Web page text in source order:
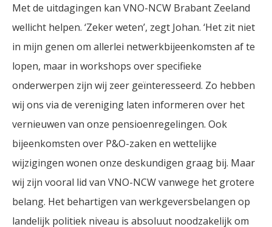
Met de uitdagingen kan VNO-NCW Brabant Zeeland
wellicht helpen. ‘Zeker weten’, zegt Johan. ‘Het zit niet
in mijn genen om allerlei netwerkbijeenkomsten af te
lopen, maar in workshops over specifieke
onderwerpen zijn wij zeer geïnteresseerd. Zo hebben
wij ons via de vereniging laten informeren over het
vernieuwen van onze pensioenregelingen. Ook
bijeenkomsten over P&O-zaken en wettelijke
wijzigingen wonen onze deskundigen graag bij. Maar
wij zijn vooral lid van VNO-NCW vanwege het grotere
belang. Het behartigen van werkgeversbelangen op
landelijk politiek niveau is absoluut noodzakelijk om